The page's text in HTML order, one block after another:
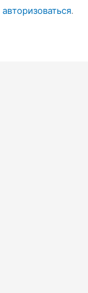
авторизоваться.